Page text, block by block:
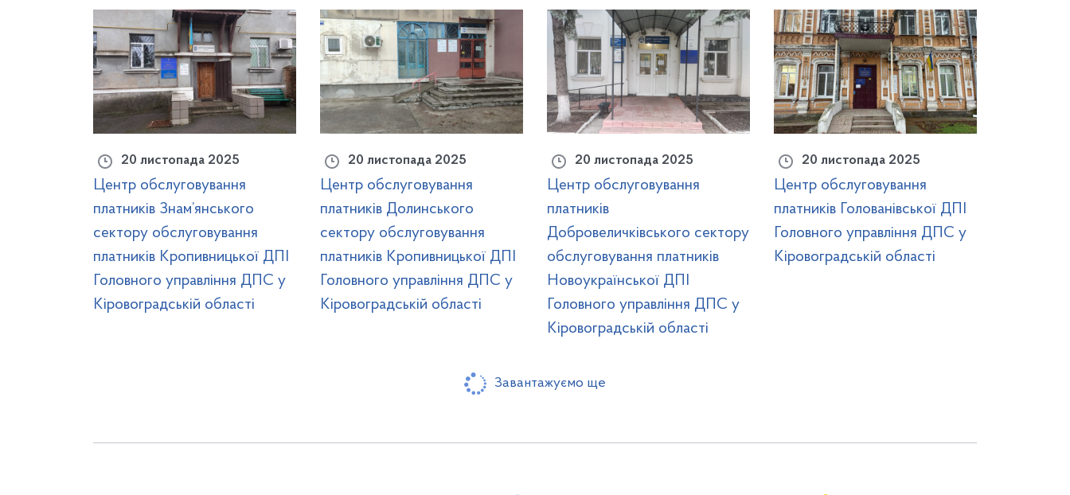
20 листопада 2025
Центр обслуговування
платників Знам’янського
сектору обслуговування
платників Кропивницької ДПІ
Головного управління ДПС у
Кіровоградській області
20 листопада 2025
Центр обслуговування
платників Долинського
сектору обслуговування
платників Кропивницької ДПІ
Головного управління ДПС у
Кіровоградській області
20 листопада 2025
Центр обслуговування
платників
Добровеличківського сектору
обслуговування платників
Новоукраїнської ДПІ
Головного управління ДПС у
Кіровоградській області
20 листопада 2025
Центр обслуговування
платників Голованівської ДПІ
Головного управління ДПС у
Кіровоградській області
Завантажуємо ще